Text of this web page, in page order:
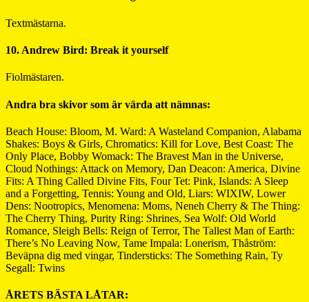
Textmästarna.
10. Andrew Bird: Break it yourself
Fiolmästaren.
Andra bra skivor som är värda att nämnas:
Beach House: Bloom, M. Ward: A Wasteland Companion, Alabama
Shakes: Boys & Girls, Chromatics: Kill for Love, Best Coast: The
Only Place, Bobby Womack: The Bravest Man in the Universe,
Cloud Nothings: Attack on Memory, Dan Deacon: America, Divine
Fits: A Thing Called Divine Fits, Four Tet: Pink, Islands: A Sleep
and a Forgetting, Tennis: Young and Old, Liars: WIXIW, Lower
Dens: Nootropics, Menomena: Moms, Neneh Cherry & The Thing:
The Cherry Thing, Purity Ring: Shrines, Sea Wolf: Old World
Romance, Sleigh Bells: Reign of Terror, The Tallest Man of Earth:
There’s No Leaving Now, Tame Impala: Lonerism, Thåström:
Beväpna dig med vingar, Tindersticks: The Something Rain, Ty
Segall: Twins
ÅRETS BÄSTA LÅTAR: